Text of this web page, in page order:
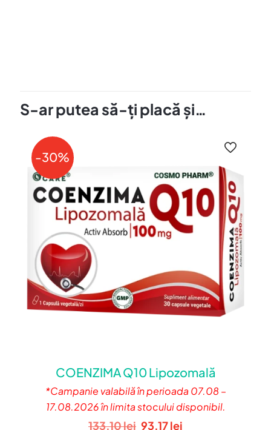
S-ar putea să-ți placă și…
-30%
COENZIMA Q10 Lipozomală
*Campanie valabilă în perioada 07.08 –
17.08.2026 în limita stocului disponibil.
133.10lei Prețul
93.17lei